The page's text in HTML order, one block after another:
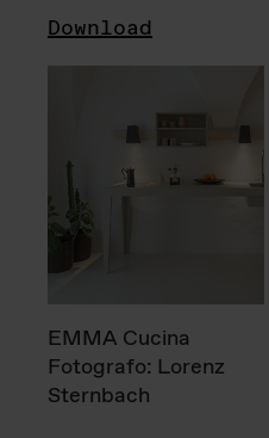
Download
EMMA Cucina
Fotografo: Lorenz
Sternbach